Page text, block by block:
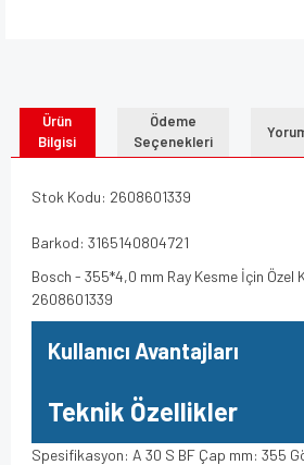
Ürün
Bilgisi
Ödeme
Seçenekleri
Stok Kodu: 2608601339
Barkod: 3165140804721
Bosch - 355*4,0 mm Ray Kesme İçin Özel
2608601339
Kullanıcı Avantajları
Teknik Özellikler
Spesifikasyon: A 30 S BF Çap mm: 355